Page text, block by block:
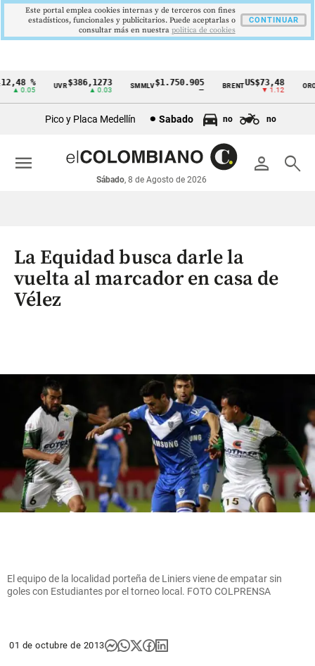
Cintillo
económicos
Colombia
%
▲ 0.05
UVR$386,1273
▲ 0.03
SMMLV$1.750.905 BRENTUS$73,48
▼ 1.12
ORO
Pico y Placa Medellín Sabado no no
person search
Sábado, 8 de Agosto de 2026
menu
La Equidad busca darle la
vuelta al marcador en casa de
Vélez
El equipo de la localidad porteña de Liniers viene de empatar sin
goles con Estudiantes por el torneo local. FOTO COLPRENSA
01 de octubre de 2013
Este portal emplea cookies internas y de terceros con fines
estadísticos, funcionales y publicitarios. Puede aceptarlas o
consultar más en nuestra politica de cookies
CONTINUAR